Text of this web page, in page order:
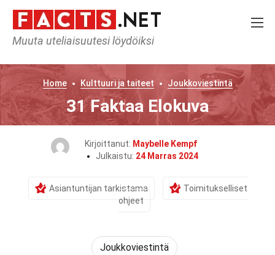
Muuta uteliaisuutesi löydöiksi
Home Kulttuuri ja taiteet Joukkoviestintä
31 Faktaa Elokuva
Kirjoittanut: Maybelle Kempf
Julkaistu: 24 Marras 2024
Asiantuntijan tarkistama
Toimitukselliset
ohjeet
Joukkoviestintä